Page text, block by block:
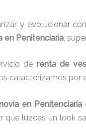
y evolucionar
en Penitenciaria,
de renta de
caracterizamos
en Penitenciaria
que luzcas un look